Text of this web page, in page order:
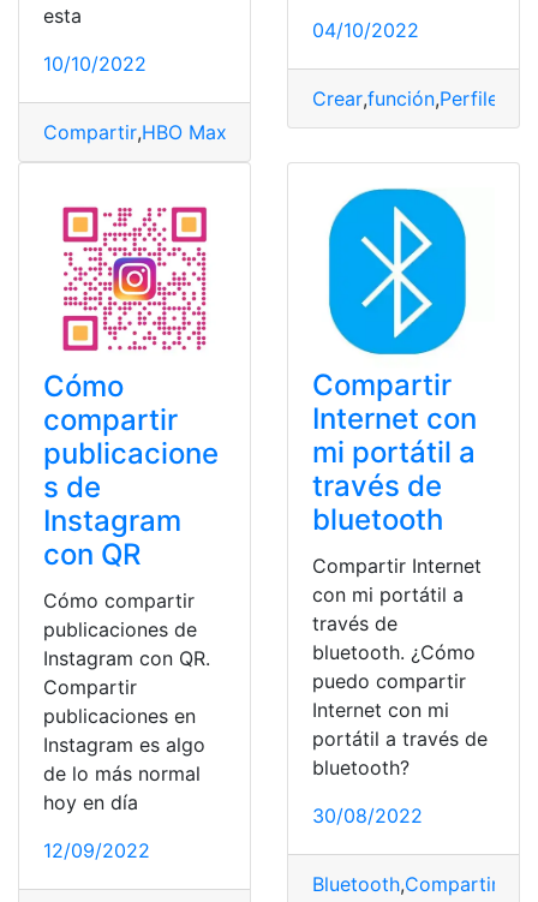
esta
10/10/2022
Compartir,HBO Max Peliculas,Perfiles,Usuario
04/10/2022
Crear,función,Perfiles
Cómo
compartir
publicacione
s de
Instagram
con QR
Cómo compartir
publicaciones de
Instagram con QR.
Compartir
publicaciones en
Instagram es algo
de lo más normal
hoy en día
12/09/2022
Compartir
Internet con
mi portátil a
través de
bluetooth
Compartir Internet
con mi portátil a
través de
bluetooth. ¿Cómo
puedo compartir
Internet con mi
portátil a través de
bluetooth?
30/08/2022
Bluetooth,Compartir